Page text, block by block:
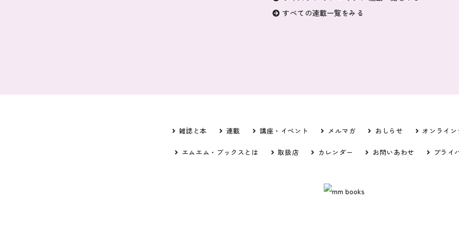
すべての連載一覧をみる
雑誌と本 連載 講座・イベント メルマガ おしらせ オンライ
エムエム・ブックスとは 取扱店 カレンダー お問いあわせ プライ